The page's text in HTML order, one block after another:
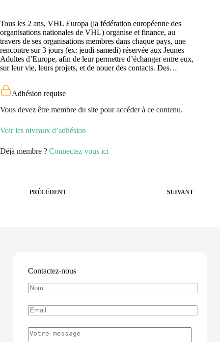
Tous les 2 ans, VHL Europa (la fédération européenne des
organisations nationales de VHL) organise et finance, au
travers de ses organisations membres dans chaque pays, une
rencontre sur 3 jours (ex: jeudi-samedi) réservée aux Jeunes
Adultes d’Europe, afin de leur permettre d’échanger entre eux,
sur leur vie, leurs projets, et de nouer des contacts. Des…
Adhésion requise
Vous devez être membre du site pour accéder à ce contenu.
Voir les niveaux d’adhésion
Déjà membre ? Connectez-vous ici
PRÉCÉDENT SUIVANT
Contactez-nous